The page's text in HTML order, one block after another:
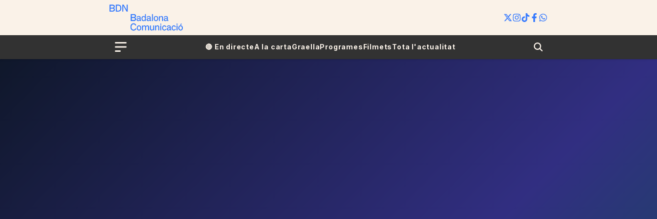
Menu
🔴​​ En directeA la cartaGraellaProgramesFilmetsTota l'actualitat Search